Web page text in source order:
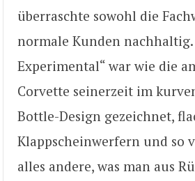
überraschte sowohl die
normale Kunden nachhaltig.
Experimental“ war wie die
Corvette seinerzeit im
Bottle-Design gezeichnet,
Klappscheinwerfern und so
alles andere, was man aus